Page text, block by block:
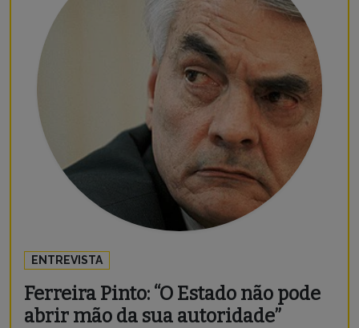
ENTREVISTA
Ferreira Pinto: “O Estado não pode
abrir mão da sua autoridade”